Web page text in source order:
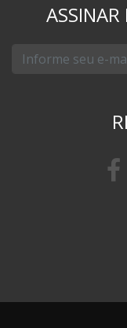
ASSINAR